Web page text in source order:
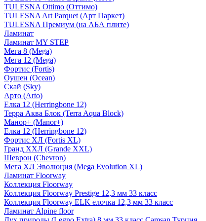
TULESNA Ottimo (Оттимо)
TULESNA Art Parquet (Арт Паркет)
TULESNA Премиум (на АБА плите)
Ламинат
Ламинат MY STEP
Мега 8 (Mega)
Мега 12 (Mega)
Фортис (Fortis)
Оушен (Ocean)
Скай (Sky)
Арто (Arto)
Елка 12 (Herringbone 12)
Терра Аква Блок (Terra Aqua Block)
Манор+ (Manor+)
Елка 12 (Herringbone 12)
Фортис ХЛ (Fortis XL)
Гранд ХХЛ (Grande XXL)
Шеврон (Chevron)
Мега ХЛ Эволюция (Mega Evolution XL)
Ламинат Floorway
Коллекция Floorway
Коллекция Floorway Prestige 12,3 мм 33 класс
Коллекция Floorway ELK елочка 12,3 мм 33 класс
Ламинат Alpine floor